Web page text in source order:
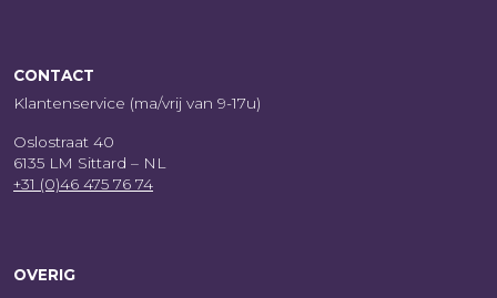
CONTACT
Klantenservice (ma/vrij van 9-17u)
Oslostraat 40
6135 LM Sittard – NL
+31 (0)46 475 76 74
OVERIG